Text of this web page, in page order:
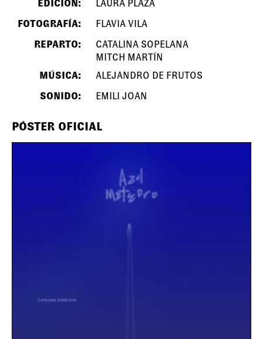
EDICIÓN:
LAURA PLAZA
FOTOGRAFÍA:
FLAVIA VILA
REPARTO:
CATALINA SOPELANA
MITCH MARTÍN
MÚSICA:
ALEJANDRO DE FRUTOS
SONIDO:
EMILI JOAN
PÓSTER OFICIAL